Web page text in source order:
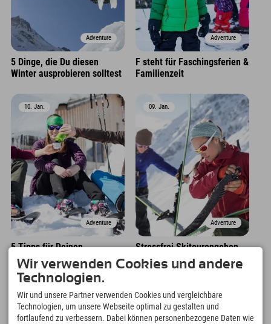
Adventure
5 Dinge, die Du diesen
Winter ausprobieren solltest
Adventure
F steht für Faschingsferien &
Familienzeit
Adventure
10. Jan.
5 Tipps für Deinen
Winterurlaub in den
Kitzbüheler Alpen
Adventure
09. Jan.
Stressfrei Skitourengehen
im Dynafit Skitourenpark
08. Jan. 08. Jan.
Wir verwenden Cookies und andere
Technologien.
Wir und unsere Partner verwenden Cookies und vergleichbare
Technologien, um unsere Webseite optimal zu gestalten und
fortlaufend zu verbessern. Dabei können personenbezogene Daten wie